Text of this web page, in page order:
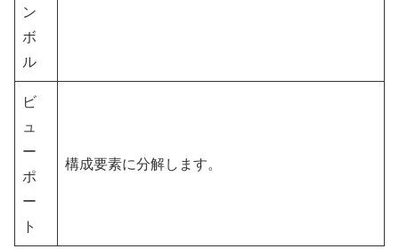
ン
ボ
ル
ビ
ュ
ー
ポ
ー
ト
構成要素に分解します。